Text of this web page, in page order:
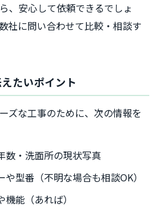
、安心して依頼できるでしょ
社に問い合わせて比較・相談す
たいポイント
ズな工事のために、次の情報を
数・洗面所の現状写真
型番（不明な場合も相談OK）
能（あれば）